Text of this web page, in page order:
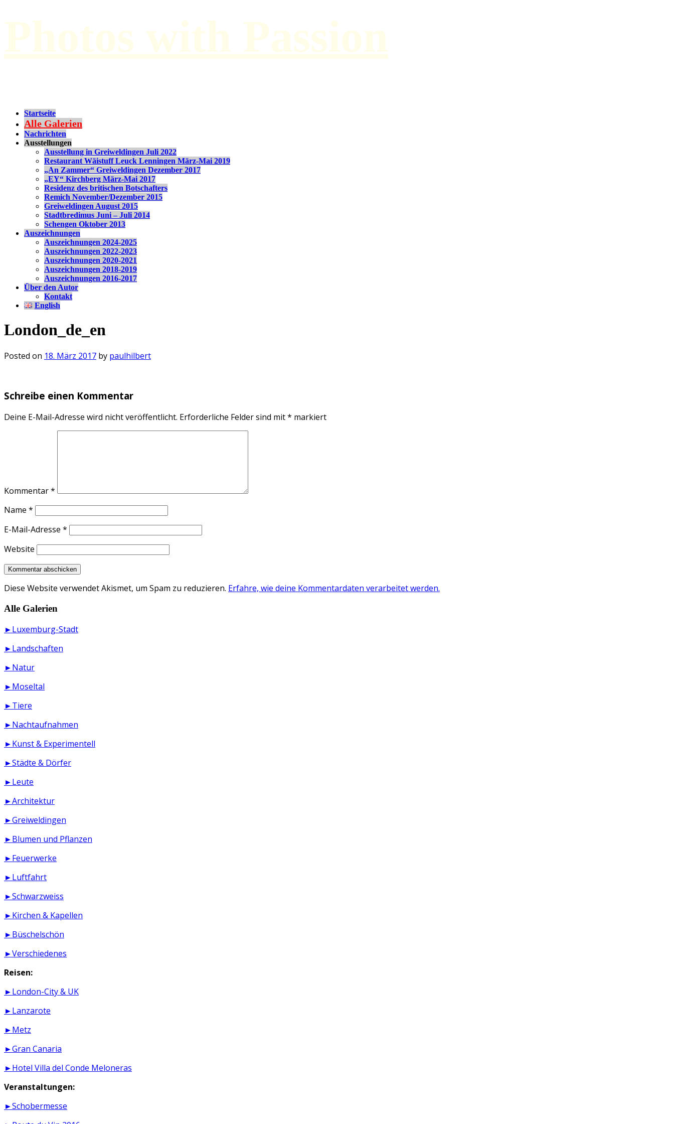
Photos with Passion
Startseite
Alle Galerien
Nachrichten
Ausstellungen
Ausstellung in Greiweldingen Juli 2022
Restaurant Wäistuff Leuck Lenningen März-Mai 2019
„An Zammer“ Greiweldingen Dezember 2017
„EY“ Kirchberg März-Mai 2017
Residenz des britischen Botschafters
Remich November/Dezember 2015
Greiweldingen August 2015
Stadtbredimus Juni – Juli 2014
Schengen Oktober 2013
Auszeichnungen
Auszeichnungen 2024-2025
Auszeichnungen 2022-2023
Auszeichnungen 2020-2021
Auszeichnungen 2018-2019
Auszeichnungen 2016-2017
Über den Autor
Kontakt
English
London_de_en
Posted on 18. März 2017 by paulhilbert
Schreibe einen Kommentar
Deine E-Mail-Adresse wird nicht veröffentlicht. Erforderliche Felder sind mit* markiert
Kommentar*
Name *
E-Mail-Adresse *
Website
Diese Website verwendet Akismet, um Spam zu reduzieren. Erfahre, wie deine Kommentardaten verarbeitet werden.
Alle Galerien
►Luxemburg-Stadt
►Landschaften
►Natur
►Moseltal
►Tiere
►Nachtaufnahmen
►Kunst & Experimentell
►Städte & Dörfer
►Leute
►Architektur
►Greiweldingen
►Blumen und Pflanzen
►Feuerwerke
►Luftfahrt
►Schwarzweiss
►Kirchen & Kapellen
►Büschelschön
►Verschiedenes
Reisen:
►London-City & UK
►Lanzarote
►Metz
►Gran Canaria
►Hotel Villa del Conde Meloneras
Veranstaltungen:
►Schobermesse